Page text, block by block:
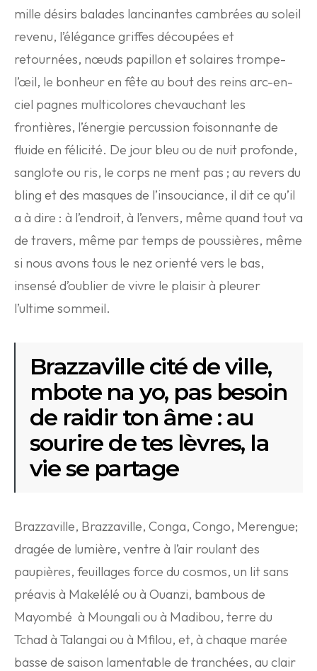
mille désirs balades lancinantes cambrées au soleil
revenu, l’élégance griffes découpées et
retournées, nœuds papillon et solaires trompe-
l’œil, le bonheur en fête au bout des reins arc-en-
ciel pagnes multicolores chevauchant les
frontières, l’énergie percussion foisonnante de
fluide en félicité. De jour bleu ou de nuit profonde,
sanglote ou ris, le corps ne ment pas ; au revers du
bling et des masques de l’insouciance, il dit ce qu’il
a à dire : à l’endroit, à l’envers, même quand tout va
de travers, même par temps de poussières, même
si nous avons tous le nez orienté vers le bas,
insensé d’oublier de vivre le plaisir à pleurer
l’ultime sommeil.
Brazzaville cité de ville,
mbote na yo, pas besoin
de raidir ton âme : au
sourire de tes lèvres, la
vie se partage
Brazzaville, Brazzaville, Conga, Congo, Merengue;
dragée de lumière, ventre à l’air roulant des
paupières, feuillages force du cosmos, un lit sans
préavis à Makelélé ou à Ouanzi, bambous de
Mayombé à Moungali ou à Madibou, terre du
Tchad à Talangai ou à Mfilou, et, à chaque marée
basse de saison lamentable de tranchées, au clair